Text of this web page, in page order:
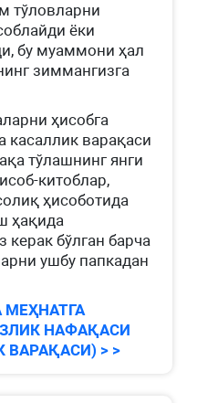
тўловларни
ёки
бу муаммони ҳал
зиммангизга
ҳисобга
касаллик варақаси
тўлашнинг янги
китоблар,
ҳисоботида
ҳақида
керак бўлган барча
ушбу папкадан
НАФАҚАСИ
ВАРАҚАСИ) > >